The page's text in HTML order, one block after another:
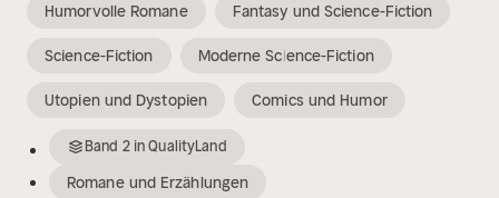
Humorvolle Romane Fantasy und Science-Fiction
Science-Fiction Moderne Science-Fiction
Utopien und Dystopien Comics und Humor
Band 2inQualityLand
Romane und Erzählungen